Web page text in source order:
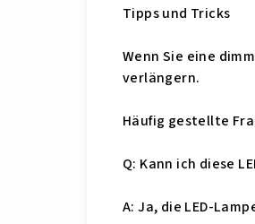
Tipps und Tricks
Wenn Sie eine
verlängern.
Häufig gestellte
Q: Kann ich diese
A: Ja, die LED-